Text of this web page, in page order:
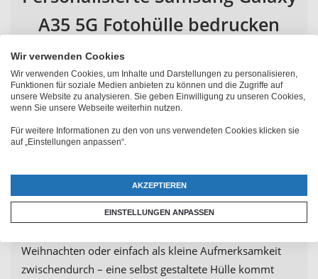
A35 5G Fotohülle bedrucken
mit Fotobietet viele Vorteile und macht dein Telefon zu
einem echten Hingucker. Eine individuell gestaltete
Stößen und anderen Beschädigungen. Du kannst sicher
gleichzeitig durch ein einzigartiges Design besticht.
Zudem ist eine personalisierte Samsung Galaxy A35
Handyhülle mit eigenem Motiv ein perfektes Geschenk
Weihnachten oder einfach als kleine Aufmerksamkeit
zwischendurch – eine selbst gestaltete Hülle kommt
Wir verwenden Cookies
Wir verwenden Cookies, um Inhalte und Darstellungen zu personalisieren,
Funktionen für soziale Medien anbieten zu können und die Zugriffe auf
unsere Website zu analysieren. Sie geben Einwilligung zu unseren Cookies,
wenn Sie unsere Webseite weiterhin nutzen.
Für weitere Informationen zu den von uns verwendeten Cookies klicken sie
auf „Einstellungen anpassen“.
AKZEPTIEREN
EINSTELLUNGEN ANPASSEN